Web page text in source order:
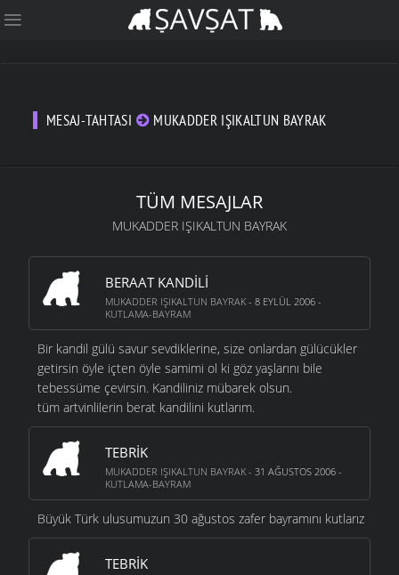
MESAJ-TAHTASI MUKADDER IŞIKALTUN BAYRAK
TÜM MESAJLAR
MUKADDER IŞIKALTUN BAYRAK
BERAAT KANDILI
MUKADDER IŞIKALTUN BAYRAK - 8 EYLÜL 2006 -
KUTLAMA-BAYRAM
Bir kandil gülü savur sevdiklerine, size onlardan gülücükler
getirsin öyle içten öyle samimi ol ki göz yaşlarını bile
tebessüme çevirsin. Kandiliniz mübarek olsun.
tüm artvinlilerin berat kandilini kutlarım.
TEBRIK
MUKADDER IŞIKALTUN BAYRAK - 31 AĞUSTOS 2006 -
KUTLAMA-BAYRAM
Büyük Türk ulusumuzun 30 ağustos zafer bayramını kutlarız
TEBRIK